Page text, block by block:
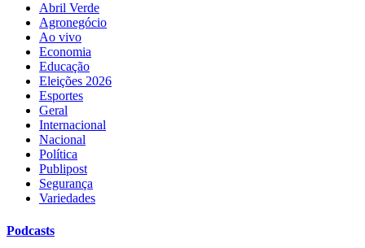
Abril Verde
Agronegócio
Ao vivo
Economia
Educação
Eleições 2026
Esportes
Geral
Internacional
Nacional
Política
Publipost
Segurança
Variedades
Podcasts